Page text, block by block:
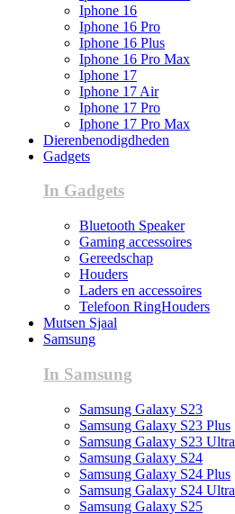
Iphone 16
Iphone 16 Pro
Iphone 16 Plus
Iphone 16 Pro Max
Iphone 17
Iphone 17 Air
Iphone 17 Pro
Iphone 17 Pro Max
Dierenbenodigdheden
Gadgets
In Gadgets
Bluetooth Speaker
Gaming accessoires
Gereedschap
Houders
Laders en accessoires
Telefoon RingHouders
Mutsen Sjaal
Samsung
In Samsung
Samsung Galaxy S23
Samsung Galaxy S23 Plus
Samsung Galaxy S23 Ultra
Samsung Galaxy S24
Samsung Galaxy S24 Plus
Samsung Galaxy S24 Ultra
Samsung Galaxy S25